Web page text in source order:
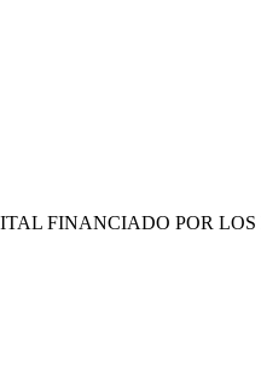
FINANCIADO POR